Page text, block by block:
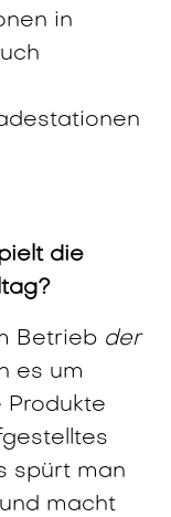
in
die
Betrieb der
es um
Produkte
spürt man
macht